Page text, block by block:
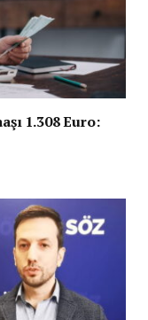
1.308 Euro: